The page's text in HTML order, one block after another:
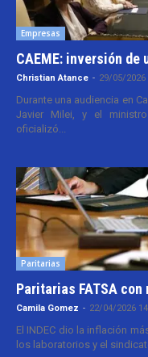
Empresas
CAEME: inversión de
Christian Atance - 29/05/2026
Durante una audiencia en
Javier Milei, y el
oficializó...
Paritarias
Paritarias FATSA
Camila Gomez - 22/04/2026
El INDEC dio la inflación
los laboratorios y el